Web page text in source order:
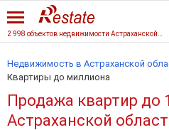
Недвижимость в Астраханской
Квартиры до миллиона
Продажа квартир до
Астраханской